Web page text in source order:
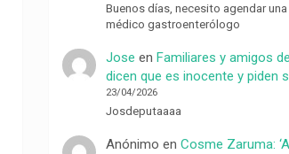
Buenos días, necesito agendar
médico gastroenterólogo
Jose enFamiliares y amigos
dicen que es inocente y piden
23/04/2026
Josdeputaaaa
Anónimo enCosme Zaruma: